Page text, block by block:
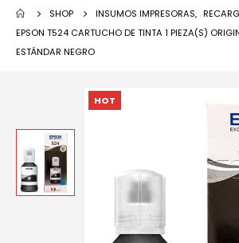
SHOP INSUMOS IMPRESORAS,
EPSON T524 CARTUCHO DE TINTA 1 PIEZA(S)
ESTÁNDAR NEGRO
HOT